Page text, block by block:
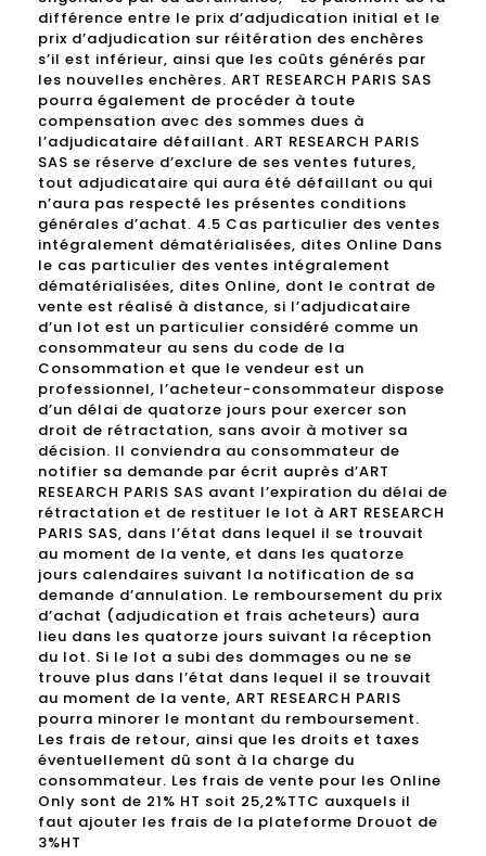
différence entre le prix d’adjudication initial et le
prix d’adjudication sur réitération des enchères
s’il est inférieur, ainsi que les coûts générés par
les nouvelles enchères. ART RESEARCH PARIS SAS
pourra également de procéder à toute
compensation avec des sommes dues à
l’adjudicataire défaillant. ART RESEARCH PARIS
SAS se réserve d’exclure de ses ventes futures,
tout adjudicataire qui aura été défaillant ou qui
n’aura pas respecté les présentes conditions
générales d’achat. 4.5 Cas particulier des ventes
intégralement dématérialisées, dites Online Dans
le cas particulier des ventes intégralement
dématérialisées, dites Online, dont le contrat de
vente est réalisé à distance, si l’adjudicataire
d’un lot est un particulier considéré comme un
consommateur au sens du code de la
Consommation et que le vendeur est un
professionnel, l’acheteur-consommateur dispose
d’un délai de quatorze jours pour exercer son
droit de rétractation, sans avoir à motiver sa
décision. Il conviendra au consommateur de
notifier sa demande par écrit auprès d’ART
RESEARCH PARIS SAS avant l’expiration du délai de
rétractation et de restituer le lot à ART RESEARCH
PARIS SAS, dans l’état dans lequel il se trouvait
au moment de la vente, et dans les quatorze
jours calendaires suivant la notification de sa
demande d’annulation. Le remboursement du prix
d’achat (adjudication et frais acheteurs) aura
lieu dans les quatorze jours suivant la réception
du lot. Si le lot a subi des dommages ou ne se
trouve plus dans l’état dans lequel il se trouvait
au moment de la vente, ART RESEARCH PARIS
pourra minorer le montant du remboursement.
Les frais de retour, ainsi que les droits et taxes
éventuellement dû sont à la charge du
consommateur. Les frais de vente pour les Online
Only sont de 21% HT soit 25,2%TTC auxquels il
faut ajouter les frais de la plateforme Drouot de
3%HT